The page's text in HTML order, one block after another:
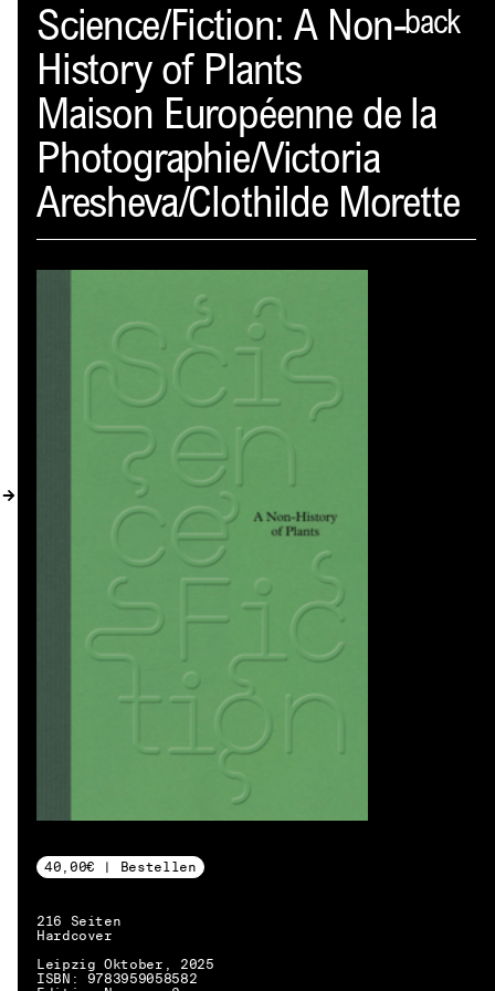
back
Spector
PROFIL
AKTUELLES
INDEX
WARENKORB (0)
VERLAGSVORSCHAU
DISTRIBUTION
KONTAKT
KUNDENKONTO
DE → EN
Science/Fiction: A Non-
History of Plants
Maison Européenne de la
Photographie/Victoria
Aresheva/Clothilde Morette
40,00€ | Bestellen
216 Seiten
Hardcover
Leipzig Oktober, 2025
ISBN: 9783959058582